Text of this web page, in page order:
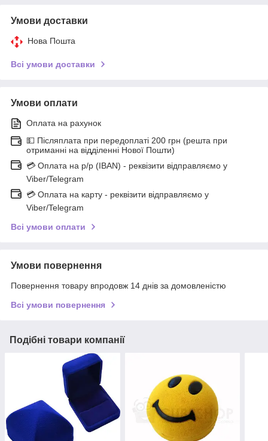
Умови доставки
Нова Пошта
Всі умови доставки
Умови оплати
Оплата на рахунок
💵 Післяплата при передоплаті 200 грн (решта при
отриманні на відділенні Нової Пошти)
💳 Оплата на р/р (IBAN) - реквізити відправляємо у
Viber/Telegram
💳 Оплата на карту - реквізити відправляємо у
Viber/Telegram
Всі умови оплати
Умови повернення
Повернення товару впродовж 14 днів за домовленістю
Всі умови повернення
Подібні товари компанії